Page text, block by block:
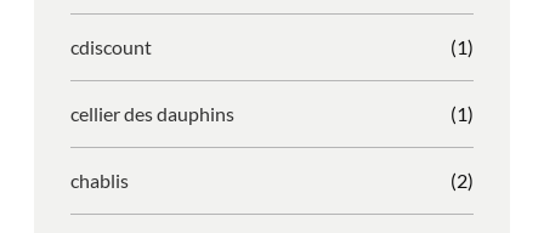
cdiscount (1)
cellier des dauphins (1)
chablis (2)